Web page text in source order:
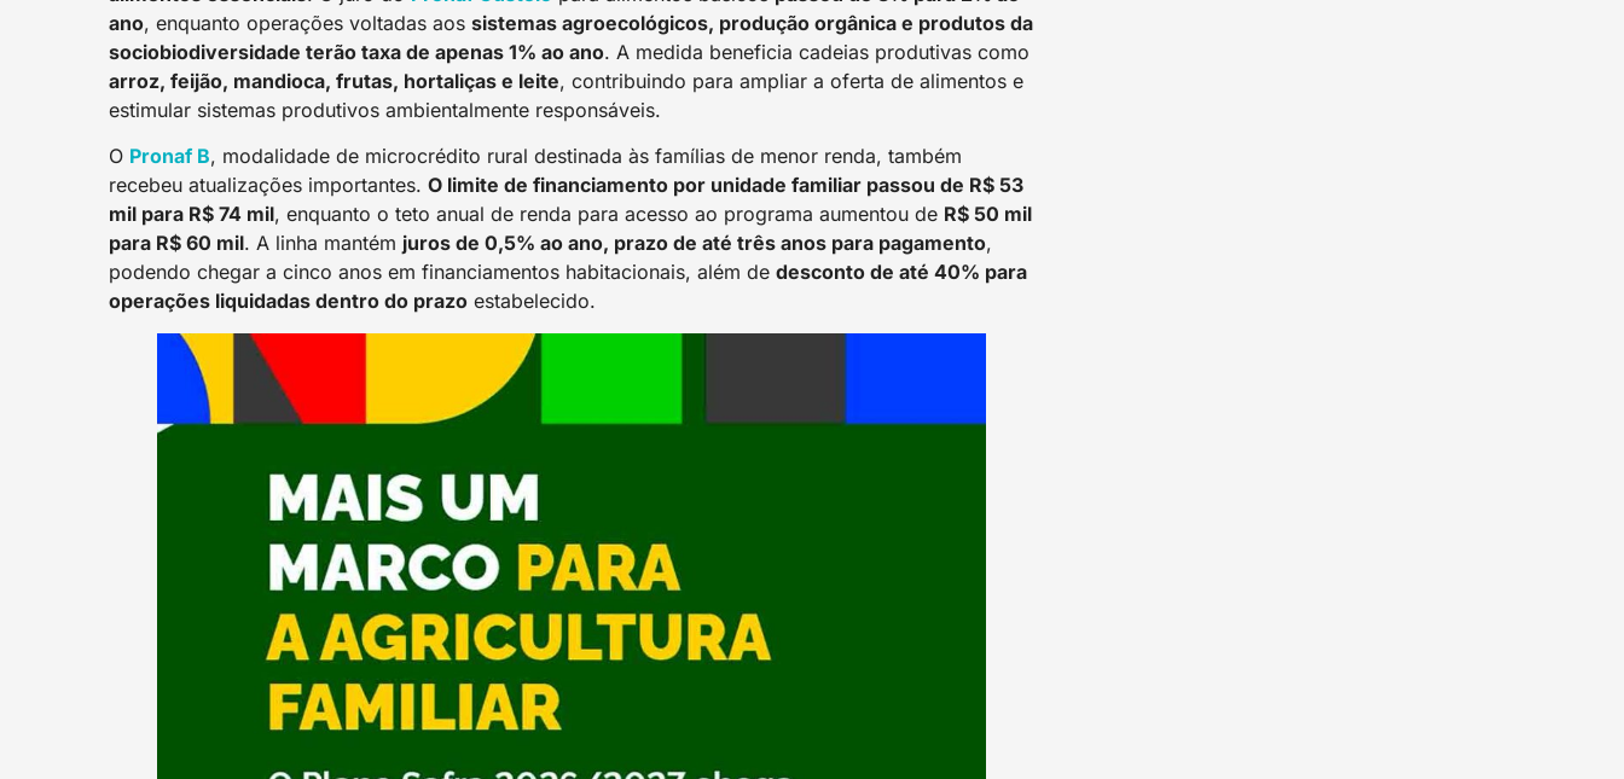
ano, enquanto operações voltadas aos sistemas agroecológicos, produção orgânica e produtos da
sociobiodiversidade terão taxa de apenas 1% ao ano. A medida beneficia cadeias produtivas como
arroz, feijão, mandioca, frutas, hortaliças e leite, contribuindo para ampliar a oferta de alimentos e
estimular sistemas produtivos ambientalmente responsáveis.
O Pronaf B, modalidade de microcrédito rural destinada às famílias de menor renda, também
recebeu atualizações importantes. O limite de financiamento por unidade familiar passou de R$ 53
mil para R$ 74 mil, enquanto o teto anual de renda para acesso ao programa aumentou de R$ 50 mil
para R$ 60 mil. A linha mantém juros de 0,5% ao ano, prazo de até três anos para pagamento,
podendo chegar a cinco anos em financiamentos habitacionais, além de desconto de até 40% para
operações liquidadas dentro do prazo estabelecido.